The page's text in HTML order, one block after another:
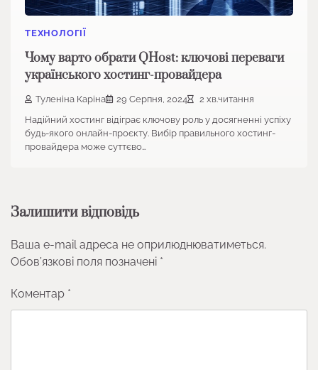
ТЕХНОЛОГІЇ
Чому варто обрати QHost: ключові переваги
українського хостинг-провайдера
Туленіна Каріна 29 Серпня, 2024
2 хв.читання
Надійний хостинг відіграє ключову роль у досягненні успіху
будь-якого онлайн-проєкту. Вибір правильного хостинг-
провайдера може суттєво…
Залишити відповідь
Ваша e-mail адреса не оприлюднюватиметься.
Обов’язкові поля позначені *
Коментар *